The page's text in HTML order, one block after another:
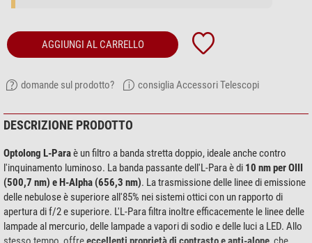
AGGIUNGI AL CARRELLO
domande sul prodotto? consiglia Accessori Telescopi
DESCRIZIONE PRODOTTO
Optolong L-Paraè un filtro a banda stretta doppio, ideale anche contro
l'inquinamento luminoso. La banda passante dell'L-Para è di 10 nm per OIII
(500,7 nm) e H-Alpha (656,3 nm). La trasmissione delle linee di emissione
delle nebulose è superiore all'85% nei sistemi ottici con un rapporto di
apertura di f/2 e superiore. L'L-Para filtra inoltre efficacemente le linee delle
lampade al mercurio, delle lampade a vapori di sodio e delle luci a LED. Allo